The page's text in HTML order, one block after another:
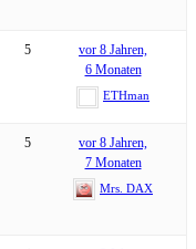
5
vor 8 Jahren,
6 Monaten
ETHman
5
vor 8 Jahren,
7 Monaten
Mrs. DAX